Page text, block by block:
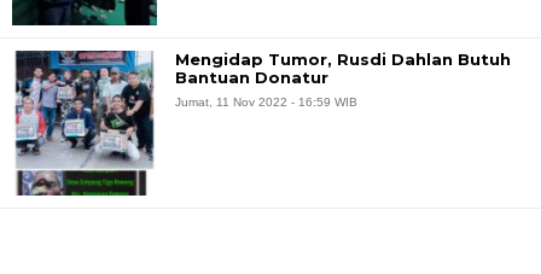
Mengidap Tumor, Rusdi Dahlan Butuh
Bantuan Donatur
Jumat, 11 Nov 2022 - 16:59 WIB